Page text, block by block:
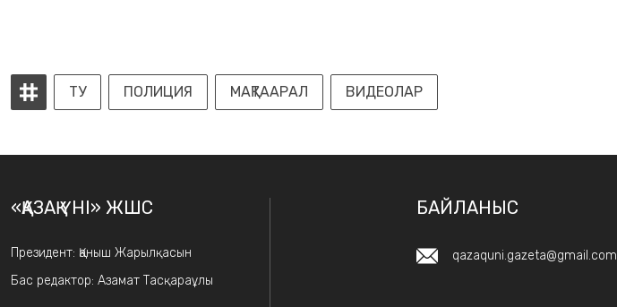
ТУ ПОЛИЦИЯ МАҚТААРАЛ ВИДЕОЛАР
«ҚАЗАҚ ҮНІ» ЖШС
Президент: Қаныш Жарылқасын
Бас редактор: Азамат Тасқараұлы
БАЙЛАНЫС
qazaquni.gazeta@gmail.com